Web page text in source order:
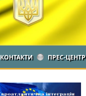
КОНТАКТИ ПРЕС-ЦЕНТР